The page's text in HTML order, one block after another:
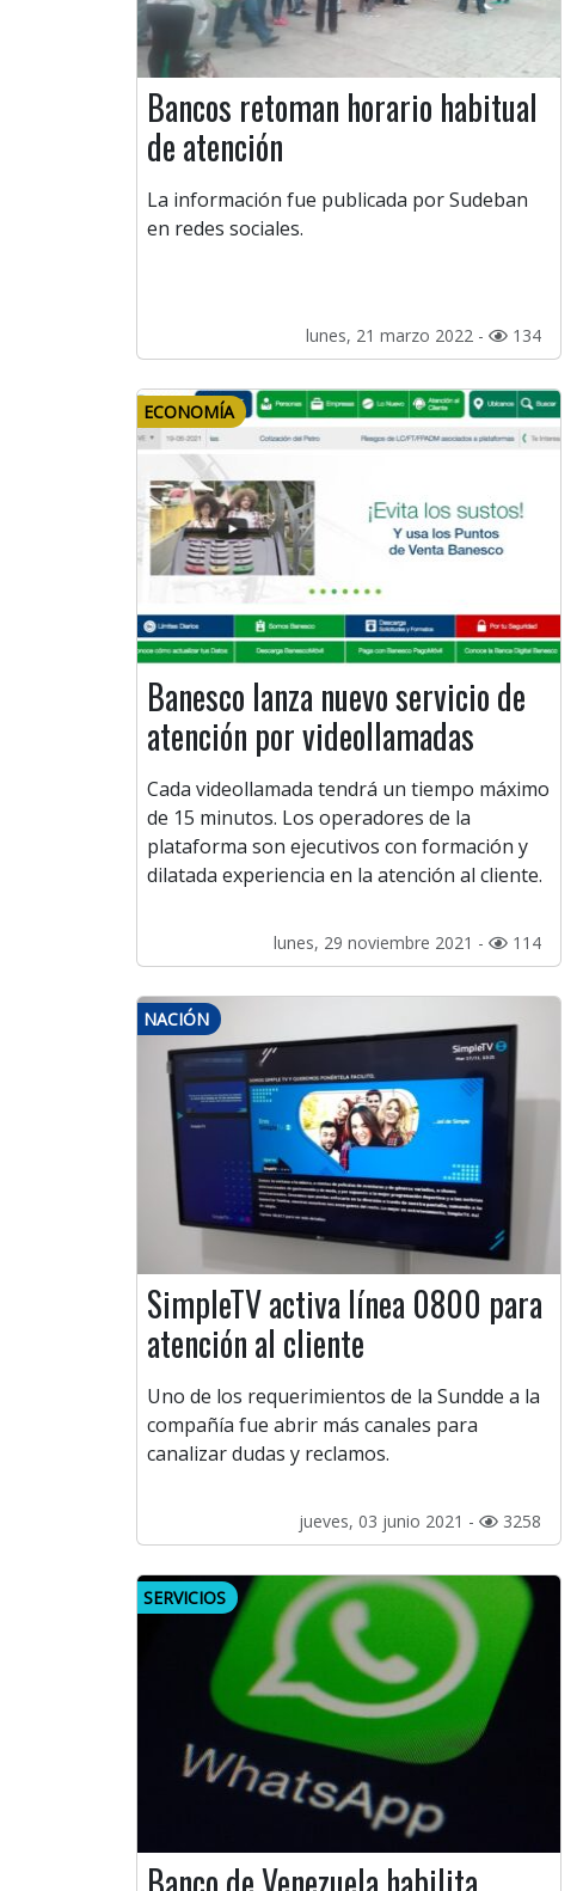
Bancos retoman horario habitual
de atención
La información fue publicada por Sudeban
en redes sociales.
lunes, 21 marzo 2022 - 134
ECONOMÍA
Banesco lanza nuevo servicio de
atención por videollamadas
Cada videollamada tendrá un tiempo máximo
de 15 minutos. Los operadores de la
plataforma son ejecutivos con formación y
dilatada experiencia en la atención al cliente.
lunes, 29 noviembre 2021 - 114
NACIÓN
SimpleTV activa línea 0800 para
atención al cliente
Uno de los requerimientos de la Sundde a la
compañía fue abrir más canales para
canalizar dudas y reclamos.
jueves, 03 junio 2021 - 3258
SERVICIOS